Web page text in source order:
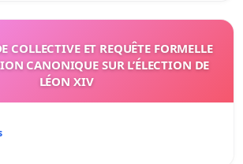
COLLECTIVE ET REQUÊTE FORMELLE
CANONIQUE SUR L’ÉLECTION DE
LÉON XIV